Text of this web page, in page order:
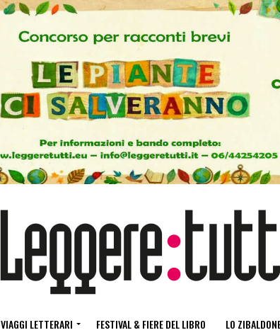
VIAGGI LETTERARI FESTIVAL & FIERE DEL LIBRO LO